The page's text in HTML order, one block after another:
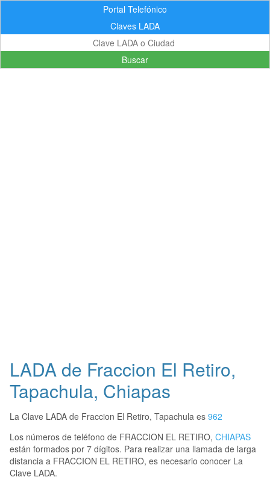
Portal Telefónico
Claves LADA
Buscar
LADA de Fraccion El Retiro,
Tapachula, Chiapas
La Clave LADA de Fraccion El Retiro, Tapachula es 962
Los números de teléfono de FRACCION EL RETIRO, CHIAPAS
están formados por 7 dígitos. Para realizar una llamada de larga
distancia a FRACCION EL RETIRO, es necesario conocer La
Clave LADA.